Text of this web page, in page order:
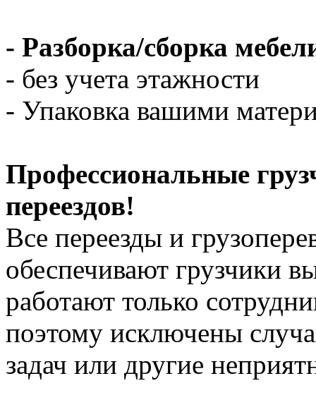
- Разборка/сборка
- без учета этажности
- Упаковка вашими
Профессиональные
переездов!
Все переезды и
обеспечивают грузчики
работают только
поэтому исключены
задач или другие